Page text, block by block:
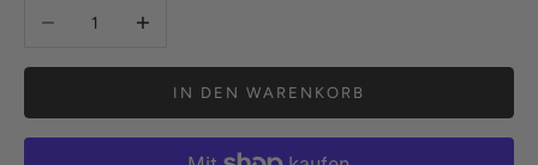
Anzahl verringernAnzahl erhöhen
IN DEN WARENKORB